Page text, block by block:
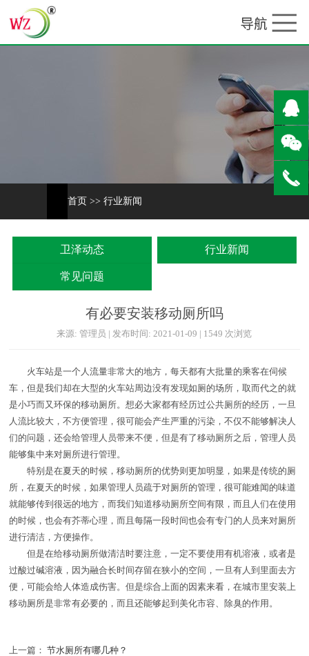
首页 >> 行业新闻
卫泽动态 行业新闻
常见问题
有必要安装移动厕所吗
来源: 管理员 | 发布时间: 2021-01-09 | 1549 次浏览
火车站是一个人流量非常大的地方，每天都有大批量的乘客在伺候
车，但是我们却在大型的火车站周边没有发现如厕的场所，取而代之的就
是小巧而又环保的移动厕所。想必大家都有经历过公共厕所的经历，一旦
人流比较大，不方便管理，很可能会产生严重的污染，不仅不能够解决人
们的问题，还会给管理人员带来不便，但是有了移动厕所之后，管理人员
能够集中来对厕所进行管理。
特别是在夏天的时候，移动厕所的优势则更加明显，如果是传统的厕
所，在夏天的时候，如果管理人员疏于对厕所的管理，很可能难闻的味道
就能够传到很远的地方，而我们知道移动厕所空间有限，而且人们在使用
的时候，也会有芥蒂心理，而且每隔一段时间也会有专门的人员来对厕所
进行清洁，方便操作。
但是在给移动厕所做清洁时要注意，一定不要使用有机溶液，或者是
过酸过碱溶液，因为融合长时间存留在狭小的空间，一旦有人到里面去方
便，可能会给人体造成伤害。但是综合上面的因素来看，在城市里安装上
移动厕所是非常有必要的，而且还能够起到美化市容、除臭的作用。
上一篇： 节水厕所有哪几种？